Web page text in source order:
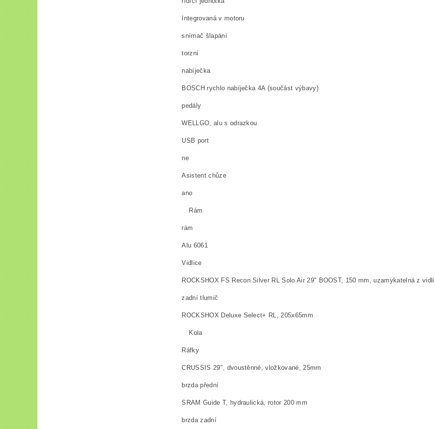
Integrovaná v motoru
snímač šlapání
torzní
nabíječka
BOSCH rychlo nabíječka 4A (součást výbavy)
pedály
WELLGO, alu s odrazkou
USB port
ne
Asistent chůze
ano
Rám
rám
Alu 6061
Vidlice
ROCKSHOX FS Recon Silver RL Solo Air 29" BOOST, 150 mm, uzamykatelná z
zadní tlumič
ROCKSHOX Deluxe Select+ RL, 205x65mm
Kola
Ráfky
CRUSSIS 29", dvoustěnné, vložkované, 25mm
brzda přední
SRAM Guide T, hydraulická, rotor 200 mm
brzda zadní